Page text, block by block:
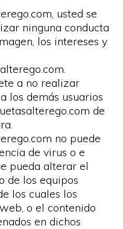
usted se
ninguna conducta
los intereses y
a no realizar
los demás usuarios
de
no puede
de virus o e
pueda alterar el
de los equipos
los cuales los
o el contenido
en dichos